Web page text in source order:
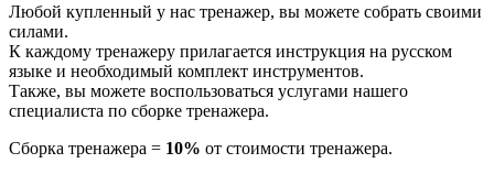
Любой купленный у нас тренажер, вы можете собрать своими
силами.
К каждому тренажеру прилагается инструкция на русском
языке и необходимый комплект инструментов.
Также, вы можете воспользоваться услугами нашего
специалиста по сборке тренажера.
Сборка тренажера = 10% от стоимости тренажера.